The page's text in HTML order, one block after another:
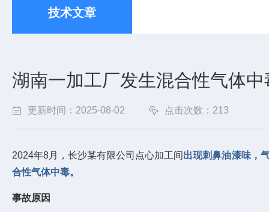
技术文章
湖南一加工厂发生混合性气体
更新时间：2025-08-02 点击次数：213
2024年8月，长沙某有限公司点心加工间出现刺鼻油漆味，
合性气体中毒。
事故原因